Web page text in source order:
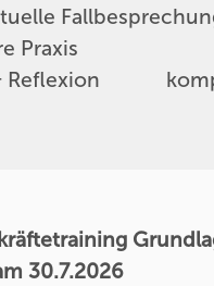
Praxis
Reflexion
30.7.2026